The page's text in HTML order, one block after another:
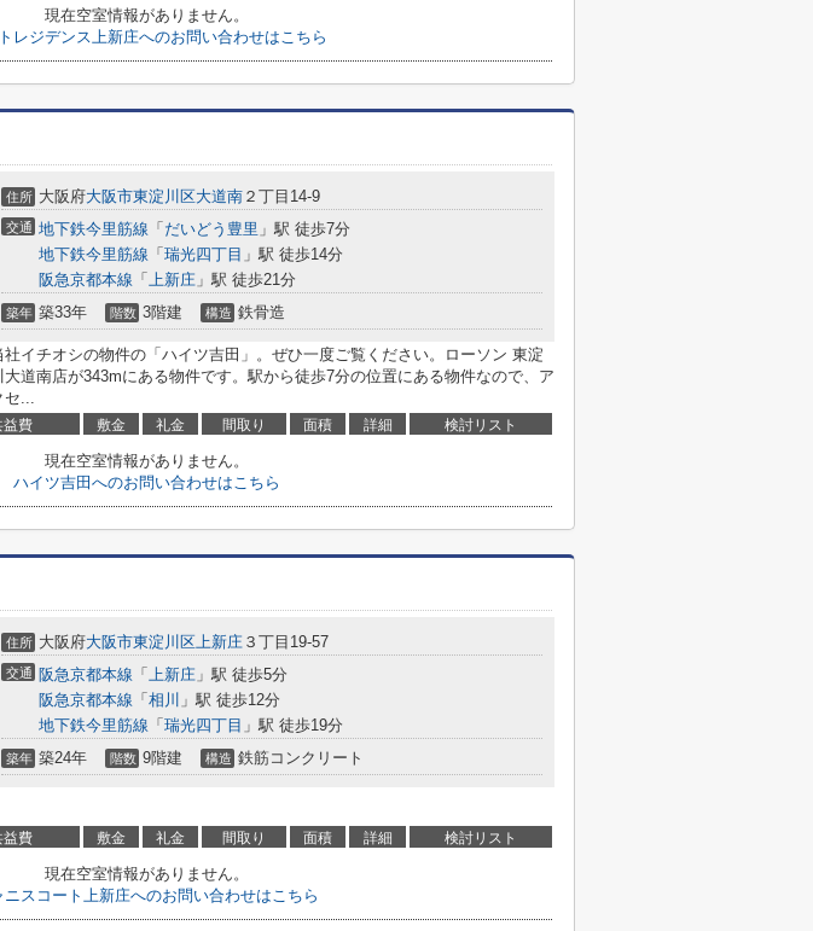
現在空室情報がありません。
レジデンス上新庄へのお問い合わせはこちら
住所 大阪府大阪市東淀川区大道南 ２丁目14-9
交通 地下鉄今里筋線 「 だいどう豊里 」駅 徒歩7分
地下鉄今里筋線 「 瑞光四丁目 」駅 徒歩14分
阪急京都本線 「 上新庄 」駅 徒歩21分
築年 築33年 階数 3階建 構造 鉄骨造
社イチオシの物件の「ハイツ吉田」。ぜひ一度ご覧ください。ローソン 東淀
大道南店が343mにある物件です。駅から徒歩7分の位置にある物件なので、ア
セ...
益費 敷金 礼金 間取り 面積 詳細 検討リスト
現在空室情報がありません。
ハイツ吉田へのお問い合わせはこちら
住所 大阪府大阪市東淀川区上新庄 ３丁目19-57
交通 阪急京都本線 「 上新庄 」駅 徒歩5分
阪急京都本線 「 相川 」駅 徒歩12分
地下鉄今里筋線 「 瑞光四丁目 」駅 徒歩19分
築年 築24年 階数 9階建 構造 鉄筋コンクリート
益費 敷金 礼金 間取り 面積 詳細 検討リスト
現在空室情報がありません。
ニスコート上新庄へのお問い合わせはこちら